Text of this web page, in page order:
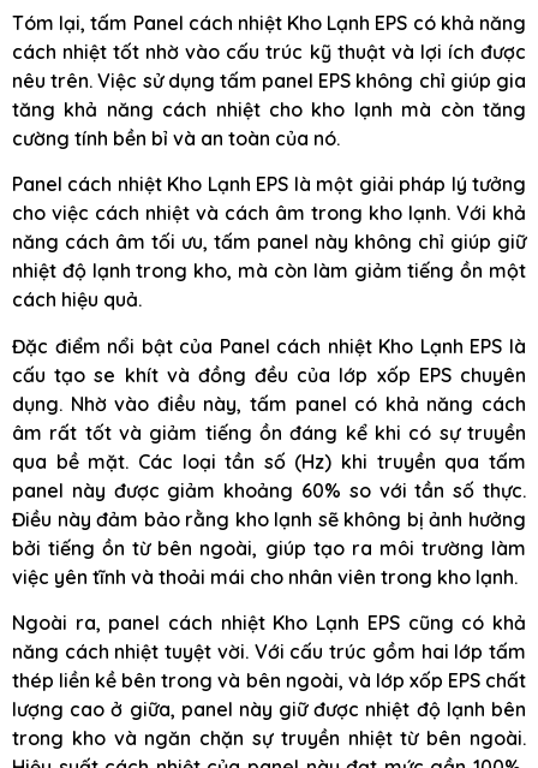
Tóm lại, tấm Panel cách nhiệt Kho Lạnh EPS có khả năng
cách nhiệt tốt nhờ vào cấu trúc kỹ thuật và lợi ích được
nêu trên. Việc sử dụng tấm panel EPS không chỉ giúp gia
tăng khả năng cách nhiệt cho kho lạnh mà còn tăng
cường tính bền bỉ và an toàn của nó.
Panel cách nhiệt Kho Lạnh EPS là một giải pháp lý tưởng
cho việc cách nhiệt và cách âm trong kho lạnh. Với khả
năng cách âm tối ưu, tấm panel này không chỉ giúp giữ
nhiệt độ lạnh trong kho, mà còn làm giảm tiếng ồn một
cách hiệu quả.
Đặc điểm nổi bật của Panel cách nhiệt Kho Lạnh EPS là
cấu tạo se khít và đồng đều của lớp xốp EPS chuyên
dụng. Nhờ vào điều này, tấm panel có khả năng cách
âm rất tốt và giảm tiếng ồn đáng kể khi có sự truyền
qua bề mặt. Các loại tần số (Hz) khi truyền qua tấm
panel này được giảm khoảng 60% so với tần số thực.
Điều này đảm bảo rằng kho lạnh sẽ không bị ảnh hưởng
bởi tiếng ồn từ bên ngoài, giúp tạo ra môi trường làm
việc yên tĩnh và thoải mái cho nhân viên trong kho lạnh.
Ngoài ra, panel cách nhiệt Kho Lạnh EPS cũng có khả
năng cách nhiệt tuyệt vời. Với cấu trúc gồm hai lớp tấm
thép liền kề bên trong và bên ngoài, và lớp xốp EPS chất
lượng cao ở giữa, panel này giữ được nhiệt độ lạnh bên
trong kho và ngăn chặn sự truyền nhiệt từ bên ngoài.